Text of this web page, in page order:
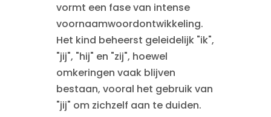
vormt een fase van intense
voornaamwoordontwikkeling.
Het kind beheerst geleidelijk "ik",
"jij", "hij" en "zij", hoewel
omkeringen vaak blijven
bestaan, vooral het gebruik van
"jij" om zichzelf aan te duiden.